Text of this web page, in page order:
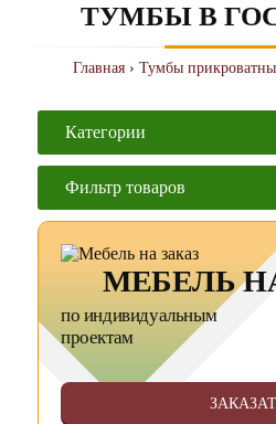
ТУМБЫ В
Главная › Тумбы
Категории
Фильтр товаров
МЕБЕЛЬ
по индивидуальным
проектам